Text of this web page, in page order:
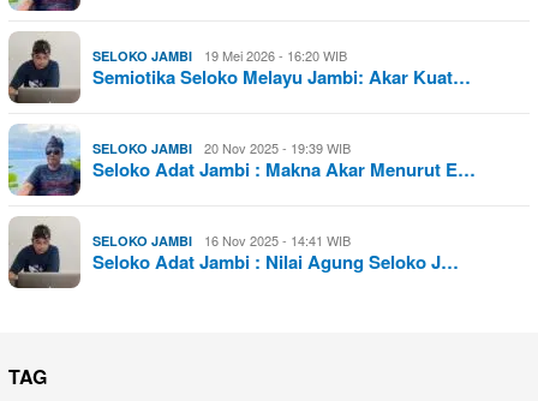
SELOKO JAMBI 19 Mei 2026 - 16:20 WIB
Semiotika Seloko Melayu Jambi: Akar Kuat…
SELOKO JAMBI 20 Nov 2025 - 19:39 WIB
Seloko Adat Jambi : Makna Akar Menurut E…
SELOKO JAMBI 16 Nov 2025 - 14:41 WIB
Seloko Adat Jambi : Nilai Agung Seloko J…
TAG